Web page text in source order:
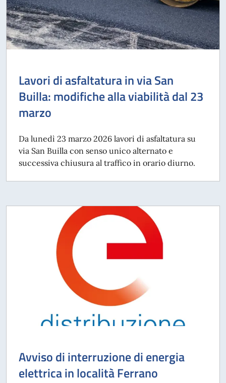
Lavori di asfaltatura in via San
Builla: modifiche alla viabilità dal 23
marzo
Da lunedì 23 marzo 2026 lavori di asfaltatura su
via San Builla con senso unico alternato e
successiva chiusura al traffico in orario diurno.
Avviso di interruzione di energia
elettrica in località Ferrano